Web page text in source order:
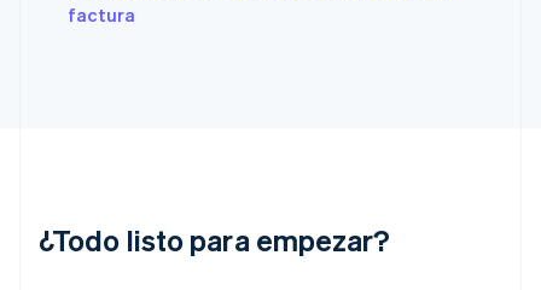
factura
¿Todo listo para empezar?
Gibraltar
English